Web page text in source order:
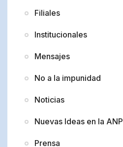
Filiales
Institucionales
Mensajes
No a la impunidad
Noticias
Nuevas Ideas en la ANP
Prensa